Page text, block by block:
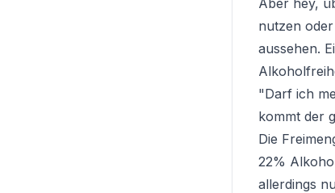
nutzen
aussehen.
"Darf ich
kommt der
Die
22%
allerdings